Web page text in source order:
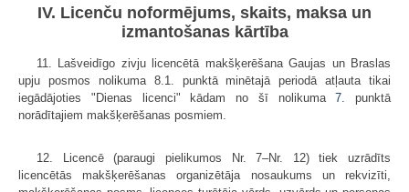
IV. Licenču noformējums, skaits, maksa un
izmantošanas kārtība
11. Lašveidīgo zivju licencētā makšķerēšana Gaujas un Braslas
upju posmos nolikuma 8.1. punktā minētajā periodā atļauta tikai
iegādājoties "Dienas licenci" kādam no šī nolikuma7.
punktā
norādītajiem makšķerēšanas posmiem.
12. Licencē (paraugi pielikumos Nr. 7–Nr. 12) tiek uzrādīts
licencētās makšķerēšanas organizētāja nosaukums un rekvizīti,